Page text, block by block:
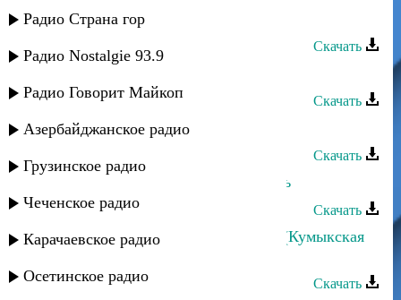
Радио Страна гор
Радио Nostalgie 93.9
Радио Говорит Майкоп
Азербайджанское радио
Грузинское радио
Чеченское радио
Карачаевское радио
Осетинское радио
Руслан Ахмеров - Девчёнка
Скачать
Скачать
Руслан Магомедов - Берцинай
Скачать
Эйзер Назаров - Хватит слезы лить
Скачать
Руслан Аджиев - Къумукъ тюзюм (Кумыкская
Скачать